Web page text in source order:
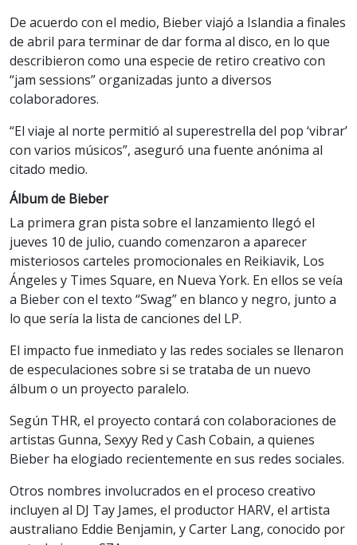
De acuerdo con el medio, Bieber viajó a Islandia a finales
de abril para terminar de dar forma al disco, en lo que
describieron como una especie de retiro creativo con
“jam sessions” organizadas junto a diversos
colaboradores.
“El viaje al norte permitió al superestrella del pop ‘vibrar’
con varios músicos”, aseguró una fuente anónima al
citado medio.
Álbum de Bieber
La primera gran pista sobre el lanzamiento llegó el
jueves 10 de julio, cuando comenzaron a aparecer
misteriosos carteles promocionales en Reikiavik, Los
Ángeles y Times Square, en Nueva York. En ellos se veía
a Bieber con el texto “Swag” en blanco y negro, junto a
lo que sería la lista de canciones del LP.
El impacto fue inmediato y las redes sociales se llenaron
de especulaciones sobre si se trataba de un nuevo
álbum o un proyecto paralelo.
Según THR, el proyecto contará con colaboraciones de
artistas Gunna, Sexyy Red y Cash Cobain, a quienes
Bieber ha elogiado recientemente en sus redes sociales.
Otros nombres involucrados en el proceso creativo
incluyen al DJ Tay James, el productor HARV, el artista
australiano Eddie Benjamin, y Carter Lang, conocido por